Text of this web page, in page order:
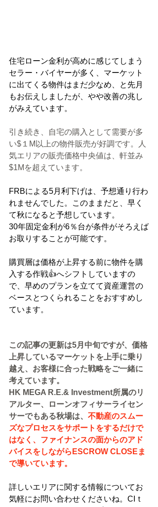
住宅ローン金利が高めに感じてしまう
セラー・バイヤーが多く、マーケット
に出てくる物件はまだ少なめ、と先月
もお伝えしましたが、やや改善の兆し
がみえています。
引き続き、自宅の購入として需要が多
い$１M以上の物件販売が好調です。人
気エリアの販売価格中央値は、軒並み
$1Mを超えています。
FRBによる5月利下げは、予想通り行わ
れませんでした。このままだと、早く
て秋になると予想しています。
30年固定金利が6％台が条件がそろえば
お取りすることが可能です。
購買層は価格が上昇する前に物件を購
入する作戦👍へシフトしていますの
で、早めのプランを立てて資産運営の
ベースとつくられることをおすすめし
ています。
この記事の更新は5月中旬ですが、価格
上昇しているマーケットを上手に乗り
越え、お客様に合った戦略をご一緒に
考えています。
HK MEGA R.E.& Investment所属のリ
アルター、ローンオフィサーライセン
サーでもある秋場は、 不動産のスムー
ズなプロセスをサポートをするだけで
はなく、ファイナンスの面からのアド
バイスをしながらESCROW CLOSEま
で導いています。
詳しいエリアに関する情報についてお
気軽にお問い合わせくださいね。CIｔ